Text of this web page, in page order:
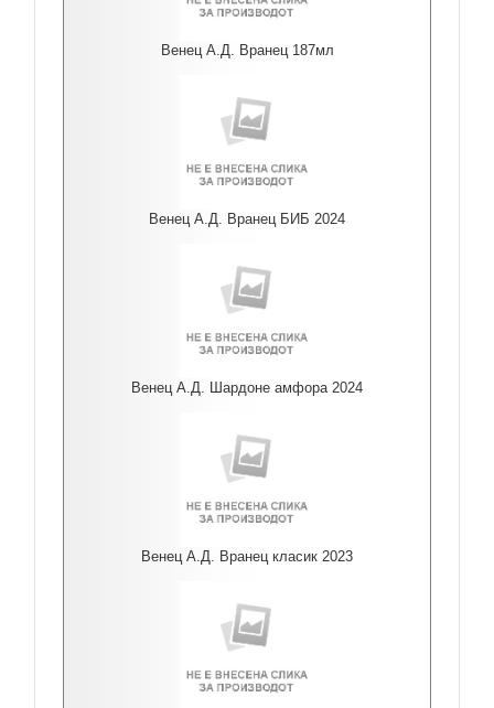
Венец А.Д. Вранец 187мл
Венец А.Д. Вранец БИБ 2024
Венец А.Д. Шардоне амфора 2024
Венец А.Д. Вранец класик 2023